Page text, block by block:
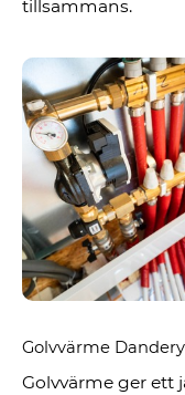
tillsammans.
Golvvärme
Golvvärme ger